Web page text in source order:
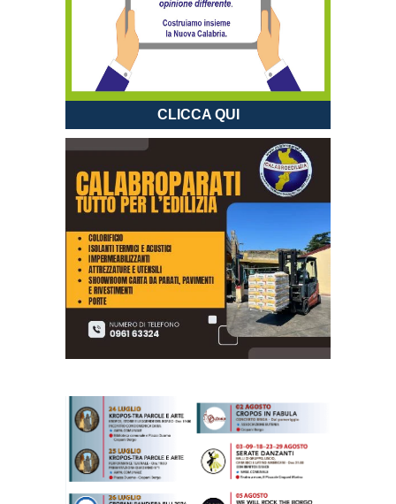
CLICCA QUI